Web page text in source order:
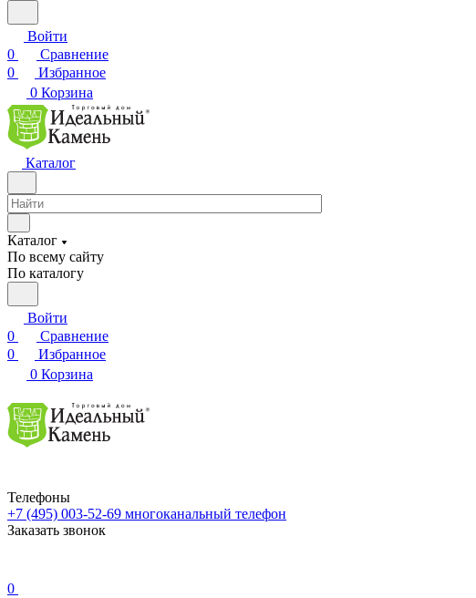
Войти
0
Сравнение
0
Избранное
0 Корзина
Каталог
Каталог
По всему сайту
По каталогу
Войти
0
Сравнение
0
Избранное
0 Корзина
Телефоны
+7 (495) 003-52-69 многоканальный телефон
Заказать звонок
0